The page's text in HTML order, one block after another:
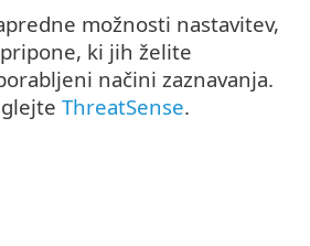
možnosti nastavitev,
ki jih želite
načini zaznavanja.
ThreatSense.